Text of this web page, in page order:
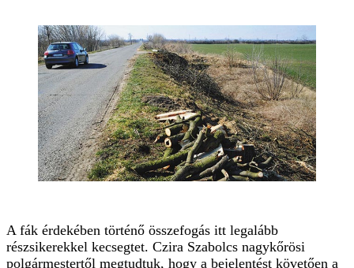
A fák érdekében történő összefogás itt legalább
részsikerekkel kecsegtet. Czira Szabolcs nagykőrösi
polgármestertől megtudtuk, hogy a bejelentést követően a